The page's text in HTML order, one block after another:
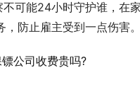
可能24小时守护谁，在
防止雇主受到一点伤害